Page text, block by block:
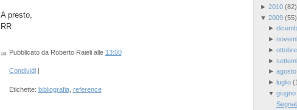
A presto,
RR
Pubblicato da Roberto Raieli alle 13:00
Condividi
Etichette: bibliografia, reference
► 2010(82)
▼ 2009(55)
►
►
► ottobre
►
► agosto
► luglio(
▼ giugno